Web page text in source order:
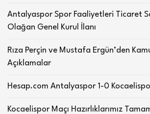
Antalyaspor Spor Faaliyetleri Ticaret
Olağan Genel Kurul İlanı
Rıza Perçin ve Mustafa Ergün’den
Açıklamalar
Hesap.com Antalyaspor 1-0
Kocaelispor Maçı Hazırlıklarımız